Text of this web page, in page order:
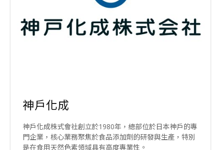
神戶化成
神戶化成株式會社創立於1980年，總部位於日本神戶的專
門企業，核心業務聚焦於食品添加劑的研發與生產，特別
是在食用天然色素領域具有高度專業性。